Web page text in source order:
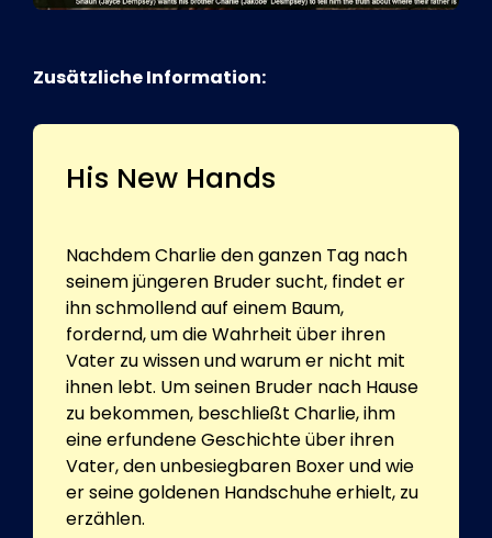
Zusätzliche Information:
His New Hands
Nachdem Charlie den ganzen Tag nach
seinem jüngeren Bruder sucht, findet er
ihn schmollend auf einem Baum,
fordernd, um die Wahrheit über ihren
Vater zu wissen und warum er nicht mit
ihnen lebt. Um seinen Bruder nach Hause
zu bekommen, beschließt Charlie, ihm
eine erfundene Geschichte über ihren
Vater, den unbesiegbaren Boxer und wie
er seine goldenen Handschuhe erhielt, zu
erzählen.